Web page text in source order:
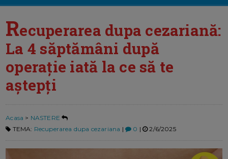
Recuperarea dupa cezariană:
La 4 săptămâni după
operație iată la ce să te
aștepți
Acasa > NASTERE
TEMA: Recuperarea dupa cezariana | 0 | 2/6/2025